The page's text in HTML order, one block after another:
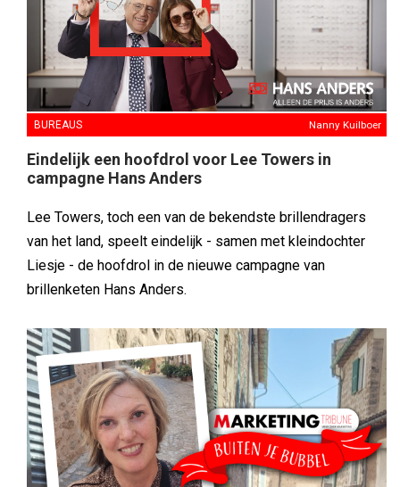
BUREAUS Nanny Kuilboer
Eindelijk een hoofdrol voor Lee Towers in
campagne Hans Anders
Lee Towers, toch een van de bekendste brillendragers
van het land, speelt eindelijk - samen met kleindochter
Liesje - de hoofdrol in de nieuwe campagne van
brillenketen Hans Anders.